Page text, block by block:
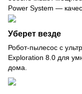
Power System —
Уберет везде
Робот-пылесос с
Exploration 8.0 для
дома.